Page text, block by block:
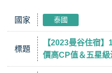
國家 泰國
標題
【2023曼谷住宿
價高CP值＆五星級